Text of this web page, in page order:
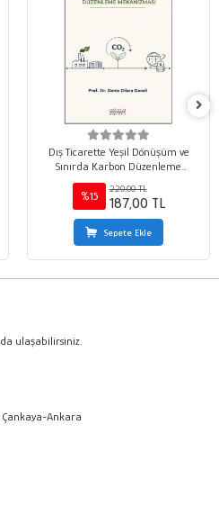
Dış Ticarette Yeşil Dönüşüm ve
Sınırda Karbon Düzenleme
Mekanizması
%15
220,00 TL
187,00 TL
Sepete Ekle
ulaşabilirsiniz.
Çankaya-Ankara